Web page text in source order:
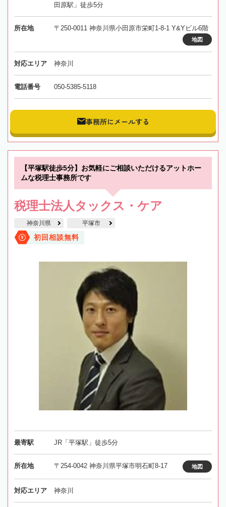
田原駅」徒歩5分
所在地 〒250-0011 神奈川県小田原市栄町1-8-1 Y&Yビル6階
地図
対応エリア 神奈川
電話番号 050-5385-5118
事務所にメールする
【平塚駅徒歩5分】お気軽にご相談いただけるアットホー
ムな税理士事務所です
税理士法人タックス・ケア
神奈川県 平塚市
初回相談無料
最寄駅 JR「平塚駅」徒歩5分
所在地 〒254-0042 神奈川県平塚市明石町8-17 地図
対応エリア 神奈川